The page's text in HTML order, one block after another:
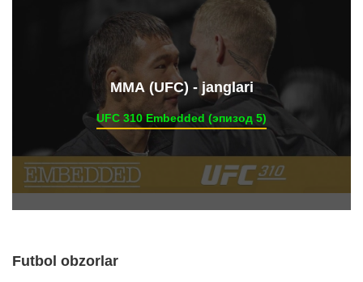
ММА (UFC) - janglari
UFC 310 Embedded (эпизод 5)
Futbol obzorlar